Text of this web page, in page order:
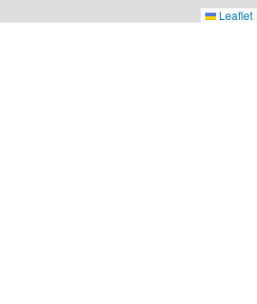
Leaflet